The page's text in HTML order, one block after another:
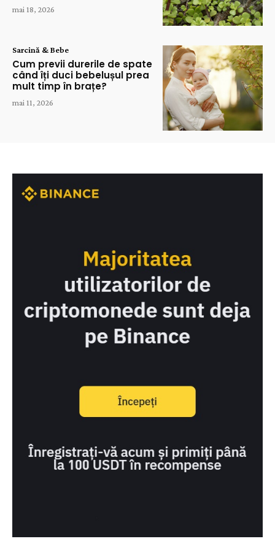
mai 18, 2026
Sarcină & Bebe
Cum previi durerile de spate
când îți duci bebelușul prea
mult timp în brațe?
mai 11, 2026